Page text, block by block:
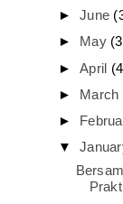
► June
► May
► April
► March
►
▼